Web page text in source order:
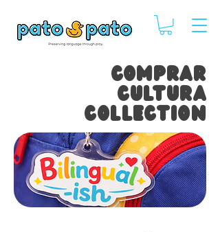
COMPRAR
CULTURA
COLLECTION